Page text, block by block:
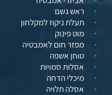
ראש גשם
תעלת ניקוז למקלחון
מוט פינוק
מפזר חום לאמבטיה
טוחן אשפה
אסלות סמויות
מיכלי הדחה
אסלה תלויה